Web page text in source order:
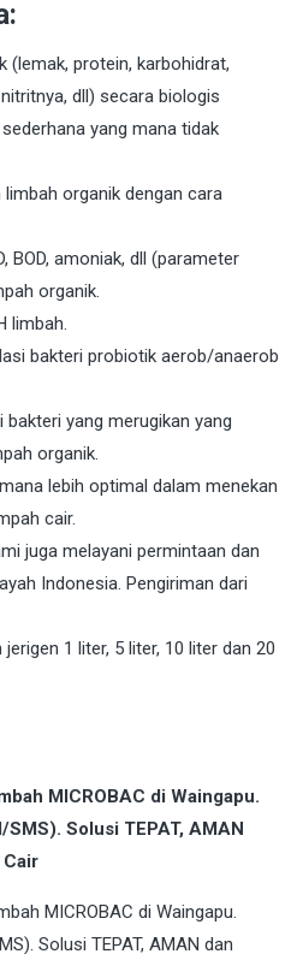
(lemak, protein, karbohidrat,
dll) secara biologis
yang mana tidak
organik dengan cara
BOD, amoniak, dll (parameter
organik.
limbah.
bakteri probiotik aerob/anaerob
yang merugikan yang
organik.
lebih optimal dalam menekan
cair.
juga melayani permintaan dan
Indonesia. Pengiriman dari
1 liter, 5 liter, 10 liter dan 20
MICROBAC di Waingapu.
Solusi TEPAT, AMAN
Cair